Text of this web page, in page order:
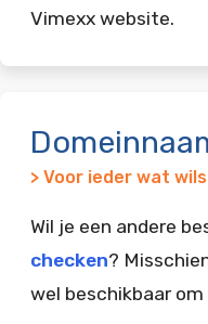
Vimexx website.
> Voor ieder wat wils
Wil je een andere
checken?
wel beschikbaar